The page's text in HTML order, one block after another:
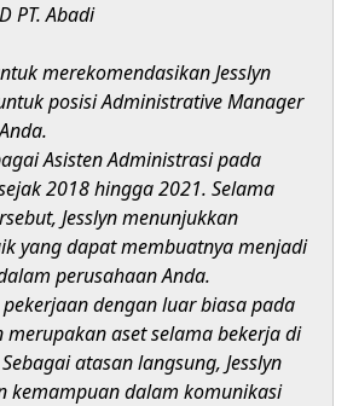
PT. Abadi
merekomendasikan Jesslyn
posisi Administrative Manager
Asisten Administrasi pada
2018 hingga 2021. Selama
Jesslyn menunjukkan
yang dapat membuatnya menjadi
perusahaan Anda.
pekerjaan dengan luar biasa pada
merupakan aset selama bekerja di
atasan langsung, Jesslyn
kemampuan dalam komunikasi